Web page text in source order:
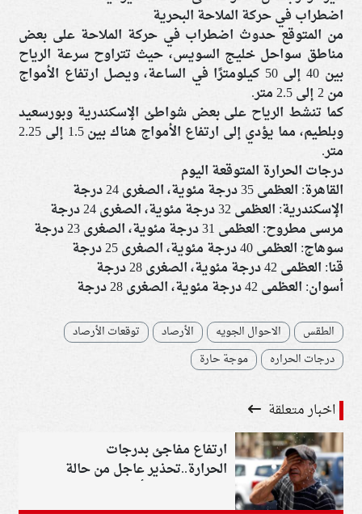
اضطراب في حركة الملاحة البحرية
من المتوقع حدوث اضطراب في حركة الملاحة على بعض
مناطق سواحل خليج السويس، حيث تتراوح سرعة الرياح
بين 40 إلى 50 كيلومترًا في الساعة، ويصل ارتفاع الأمواج
من 2 إلى 2.5 متر.
كما تنشط الرياح على بعض شواطئ الإسكندرية وبورسعيد
وبلطيم، مما يؤدي إلى ارتفاع الأمواج هناك بين 1.5 إلى 2.25
متر.
درجات الحرارة المتوقعة اليوم
القاهرة: العظمى 35 درجة مئوية، الصغرى 24 درجة
الإسكندرية: العظمى 32 درجة مئوية، الصغرى 24 درجة
مرسى مطروح: العظمى 31 درجة مئوية، الصغرى 23 درجة
سوهاج: العظمى 40 درجة مئوية، الصغرى 25 درجة
قنا: العظمى 42 درجة مئوية، الصغرى 28 درجة
أسوان: العظمى 42 درجة مئوية، الصغرى 28 درجة
الطقس الاحوال الجويه الأرصاد
توقعات الأرصاد
درجات الحراره
موجة حارة
اخبار متعلقة
ارتفاع مفاجئ بدرجات
الحرارة..تحذير عاجل من حالة
الطقس اليوم الأحد